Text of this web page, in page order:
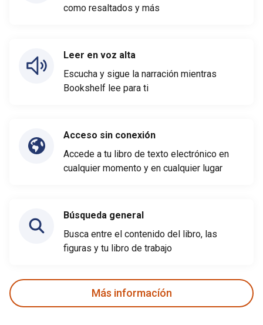
como resaltados y más
Leer en voz alta
Escucha y sigue la narración mientras
Bookshelf lee para ti
Acceso sin conexión
Accede a tu libro de texto electrónico en
cualquier momento y en cualquier lugar
Búsqueda general
Busca entre el contenido del libro, las
figuras y tu libro de trabajo
Más informacíón